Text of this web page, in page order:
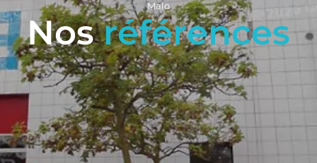
Malo
Nosréférences